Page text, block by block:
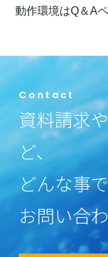
動作環境はQ＆A
Contact
資料請求
ど、
どんな事
お問い合